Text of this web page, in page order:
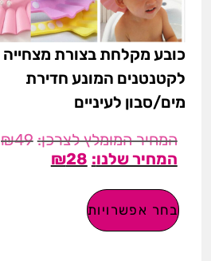
כובע מקלחת בצורת מצחייה
לקטנטנים המונע חדירת
מים/סבון לעיניים
₪49
₪28
בחר אפשרויות